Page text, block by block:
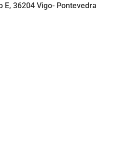
E, 36204 Vigo- Pontevedra